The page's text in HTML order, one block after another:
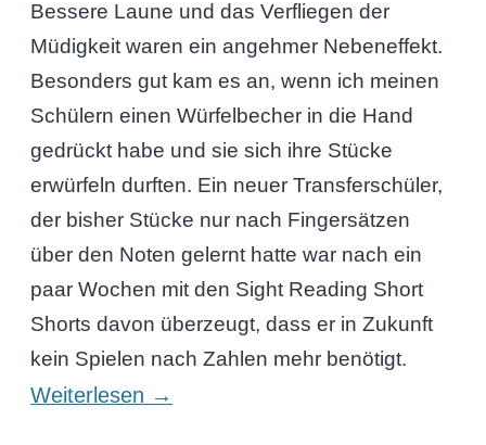
Bessere Laune und das Verfliegen der
Müdigkeit waren ein angehmer Nebeneffekt.
Besonders gut kam es an, wenn ich meinen
Schülern einen Würfelbecher in die Hand
gedrückt habe und sie sich ihre Stücke
erwürfeln durften. Ein neuer Transferschüler,
der bisher Stücke nur nach Fingersätzen
über den Noten gelernt hatte war nach ein
paar Wochen mit den Sight Reading Short
Shorts davon überzeugt, dass er in Zukunft
kein Spielen nach Zahlen mehr benötigt.
Weiterlesen →